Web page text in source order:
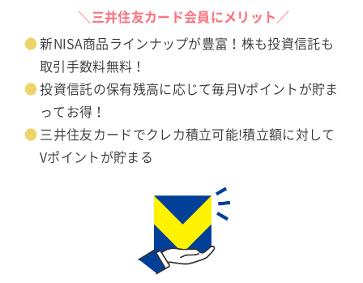
＼三井住友カード会員にメリット／
新NISA商品ラインナップが豊富！株も投資信託も
取引手数料無料！
投資信託の保有残高に応じて毎月Vポイントが貯ま
ってお得！
三井住友カードでクレカ積立可能!積立額に対して
Vポイントが貯まる